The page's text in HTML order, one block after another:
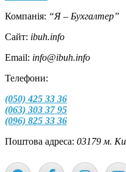
Компанія: “Я – Бухгалтер”
Сайт: ibuh.info
Email: info@ibuh.info
Телефони:
(050) 425 33 36
(063) 303 37 95
(096) 825 33 36
Поштова адреса: 03179 м.